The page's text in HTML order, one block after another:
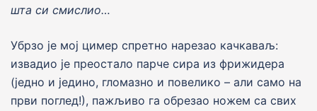
шта си смислио…
Убрзо jе моj цимер спретно нарезао качкаваљ:
извадио jе преостало парче сира из фрижидера
(jедно и jедино, гломазно и повелико – али само на
први поглед!), пажљиво га обрезао ножем са свих